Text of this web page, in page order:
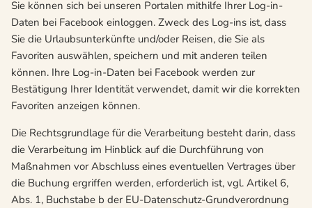
Sie können sich bei unseren Portalen mithilfe Ihrer Log-in-
Daten bei Facebook einloggen. Zweck des Log-ins ist, dass
Sie die Urlaubsunterkünfte und/oder Reisen, die Sie als
Favoriten auswählen, speichern und mit anderen teilen
können. Ihre Log-in-Daten bei Facebook werden zur
Bestätigung Ihrer Identität verwendet, damit wir die korrekten
Favoriten anzeigen können.
Die Rechtsgrundlage für die Verarbeitung besteht darin, dass
die Verarbeitung im Hinblick auf die Durchführung von
Maßnahmen vor Abschluss eines eventuellen Vertrages über
die Buchung ergriffen werden, erforderlich ist, vgl. Artikel 6,
Abs. 1, Buchstabe b der EU-Datenschutz-Grundverordnung